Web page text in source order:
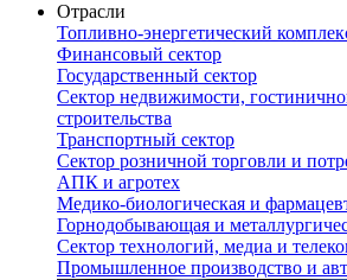
Отрасли
Топливно-энергетический
Финансовый сектор
Государственный сектор
Сектор недвижимости,
строительства
Транспортный сектор
Сектор розничной торговли и
АПК и агротех
Медико-биологическая и
Горнодобывающая и
Сектор технологий, медиа и
Промышленное производство и